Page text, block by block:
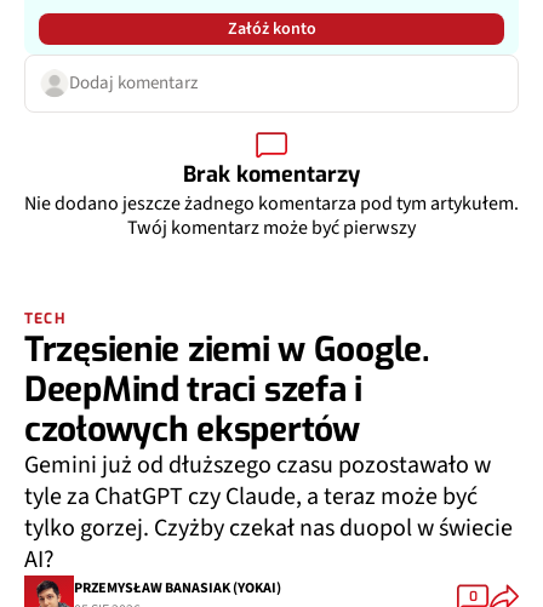
Załóż konto
Dodaj komentarz
Brak komentarzy
Nie dodano jeszcze żadnego komentarza pod tym artykułem.
Twój komentarz może być pierwszy
TECH
Trzęsienie ziemi w Google.
DeepMind traci szefa i
czołowych ekspertów
Gemini już od dłuższego czasu pozostawało w
tyle za ChatGPT czy Claude, a teraz może być
tylko gorzej. Czyżby czekał nas duopol w świecie
AI?
PRZEMYSŁAW BANASIAK (YOKAI)
0